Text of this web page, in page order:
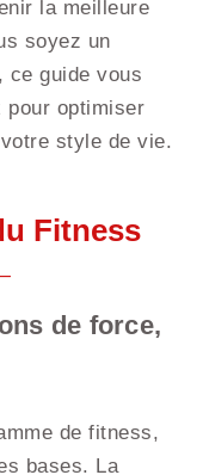
la meilleure
soyez un
ce guide vous
pour optimiser
style de vie.
Fitness
de force,
de fitness,
bases. La